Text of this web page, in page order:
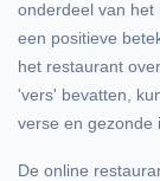
onderdeel van
een positieve
het restaurant
'vers' bevatten,
verse en gezonde
De online